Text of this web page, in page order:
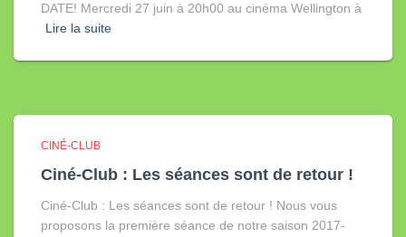
DATE! Mercredi 27 juin à 20h00 au cinéma Wellington à
Lire la suite
CINÉ-CLUB
Ciné-Club : Les séances sont de retour !
Ciné-Club : Les séances sont de retour ! Nous vous
proposons la première séance de notre saison 2017-